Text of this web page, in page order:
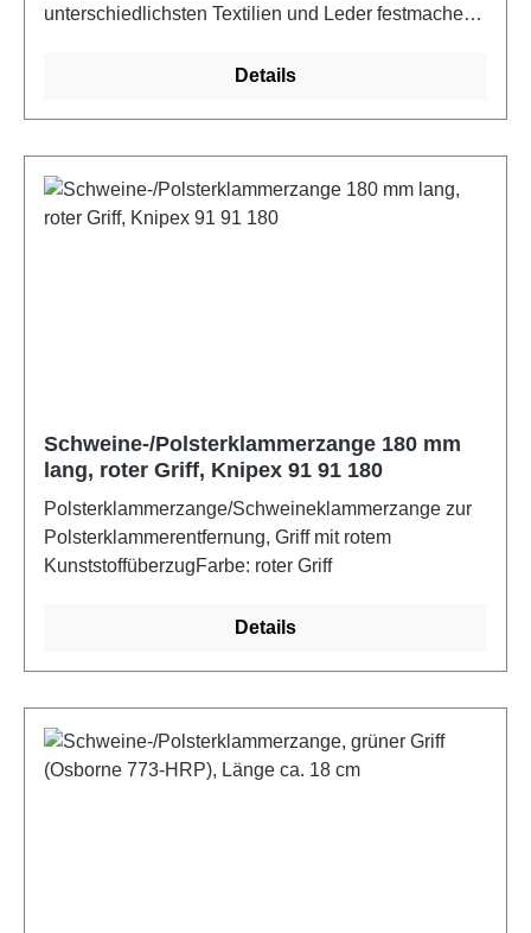
unterschiedlichsten Textilien und Leder festmachen.
stanzen und sie als Loch-Werkzeug verwenden. Die
Werkzeuge bei, aber Du findest Sie in der
Verpackung der entsprechenden Ösen oder
Druckknöpfe.
Details
Schweine-/Polsterklammerzange 180 mm
lang, roter Griff, Knipex 91 91 180
Polsterklammerzange/Schweineklammerzange zur
Polsterklammerentfernung, Griff mit rotem
KunststoffüberzugFarbe: roter Griff
Details